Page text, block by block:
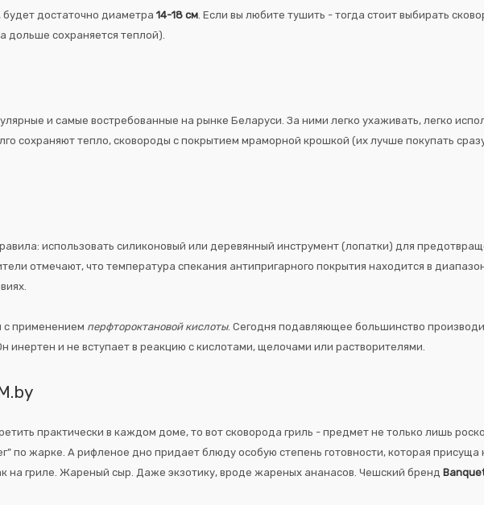
будет достаточно диаметра 14-18 см . Если вы любите тушить - тогда стоит выбирать
дольше сохраняется теплой).
и самые востребованные на рынке Беларуси. За ними легко ухаживать, легко
сохраняют тепло, сковороды с покрытием мраморной крошкой (их лучше покупать
использовать силиконовый или деревянный инструмент (лопатки) для
отмечают, что температура спекания антипригарного покрытия находится в
с применением перфтороктановой кислоты. Сегодня подавляющее большинство
инертен и не вступает в реакцию с кислотами, щелочами или растворителями.
практически в каждом доме, то вот сковорода гриль - предмет не только лишь
по жарке. А рифленое дно придает блюду особую степень готовности, которая
гриле. Жареный сыр. Даже экзотику, вроде жареных ананасов. Чешский бренд